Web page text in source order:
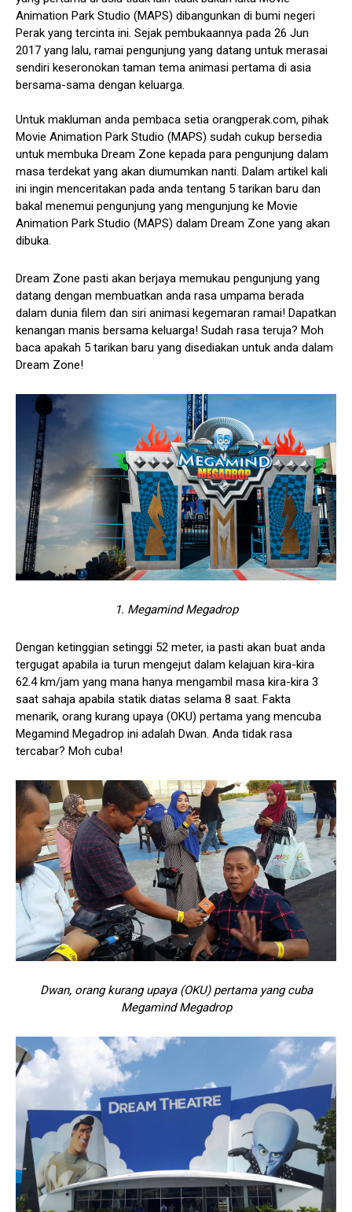
Animation Park Studio (MAPS) dibangunkan di bumi negeri
Perak yang tercinta ini. Sejak pembukaannya pada 26 Jun
2017 yang lalu, ramai pengunjung yang datang untuk merasai
sendiri keseronokan taman tema animasi pertama di asia
bersama-sama dengan keluarga.
Untuk makluman anda pembaca setia orangperak.com, pihak
Movie Animation Park Studio (MAPS) sudah cukup bersedia
untuk membuka Dream Zone kepada para pengunjung dalam
masa terdekat yang akan diumumkan nanti. Dalam artikel kali
ini ingin menceritakan pada anda tentang 5 tarikan baru dan
bakal menemui pengunjung yang mengunjung ke Movie
Animation Park Studio (MAPS) dalam Dream Zone yang akan
dibuka.
Dream Zone pasti akan berjaya memukau pengunjung yang
datang dengan membuatkan anda rasa umpama berada
dalam dunia filem dan siri animasi kegemaran ramai! Dapatkan
kenangan manis bersama keluarga! Sudah rasa teruja? Moh
baca apakah 5 tarikan baru yang disediakan untuk anda dalam
Dream Zone!
1. Megamind Megadrop
Dengan ketinggian setinggi 52 meter, ia pasti akan buat anda
tergugat apabila ia turun mengejut dalam kelajuan kira-kira
62.4 km/jam yang mana hanya mengambil masa kira-kira 3
saat sahaja apabila statik diatas selama 8 saat. Fakta
menarik, orang kurang upaya (OKU) pertama yang mencuba
Megamind Megadrop ini adalah Dwan. Anda tidak rasa
tercabar? Moh cuba!
Dwan, orang kurang upaya (OKU) pertama yang cuba
Megamind Megadrop